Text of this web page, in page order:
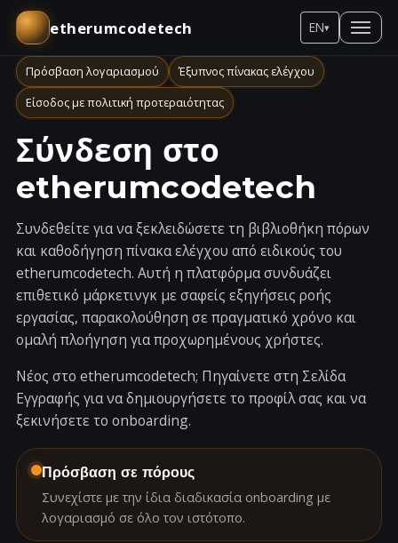
etherumcodetech EN▾
Πρόσβαση λογαριασμού
Έξυπνος πίνακας ελέγχου
Είσοδος με πολιτική προτεραιότητας
Σύνδεση στο
etherumcodetech
Συνδεθείτε για να ξεκλειδώσετε τη βιβλιοθήκη πόρων
και καθοδήγηση πίνακα ελέγχου από ειδικούς του
etherumcodetech. Αυτή η πλατφόρμα συνδυάζει
επιθετικό μάρκετινγκ με σαφείς εξηγήσεις ροής
εργασίας, παρακολούθηση σε πραγματικό χρόνο και
ομαλή πλοήγηση για προχωρημένους χρήστες.
Νέος στο etherumcodetech; Πηγαίνετε στη Σελίδα
Εγγραφής για να δημιουργήσετε το προφίλ σας και να
ξεκινήσετε το onboarding.
Πρόσβαση σε πόρους
Συνεχίστε με την ίδια διαδικασία onboarding με
λογαριασμό σε όλο τον ιστότοπο.